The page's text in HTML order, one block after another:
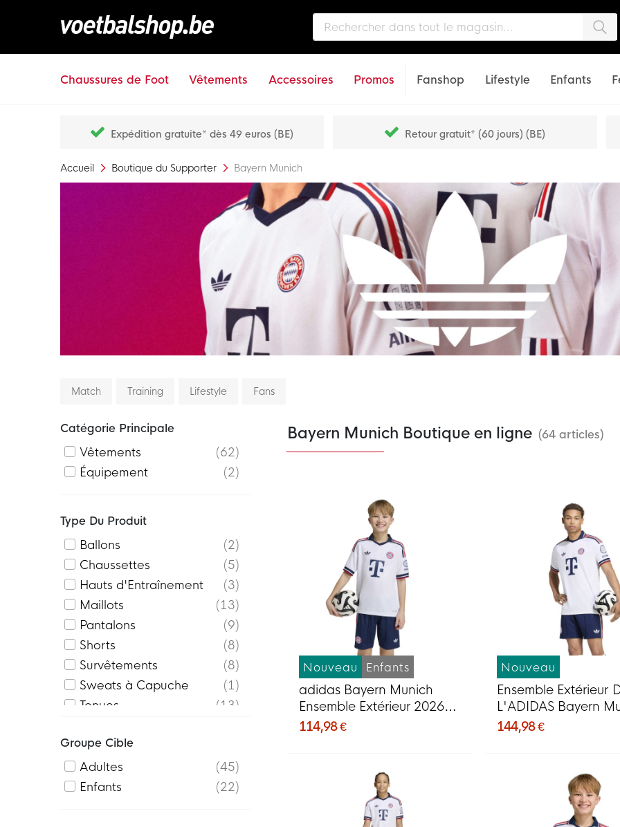
Chaussures de Foot Vêtements Accessoires Promos Fanshop Lifestyle Enfants
Expédition gratuite* dès 49 euros (BE) Retour gratuit* (60 jours) (BE)
Accueil Boutique du Supporter Bayern Munich
Match Training Lifestyle Fans
Bayern Munich Boutique en ligne (64 articles)
Nouveau Enfants
adidas Bayern Munich
Ensemble Extérieur 2026-
2027 pour enfants
114,98 €
Nouveau
Ensemble Extérieur
L'ADIDAS Bayern
2026-2027
144,98 €
Catégorie Principale
Vêtements
62
Équipement
2
Type Du Produit
Ballons
2
Chaussettes
5
Hauts d'Entraînement
3
Maillots
13
Pantalons
9
Shorts
8
Survêtements
8
Sweats à Capuche
1
Tenues
13
Groupe Cible
Adultes
45
Enfants
22